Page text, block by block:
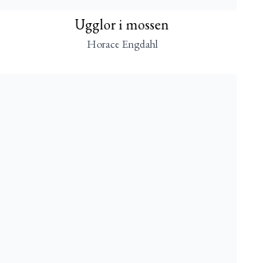
Ugglor i mossen
Horace Engdahl